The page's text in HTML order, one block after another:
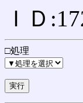
ＩＤ
□処理